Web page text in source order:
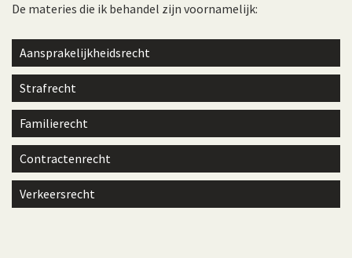
De materies die ik behandel zijn voornamelijk:
Aansprakelijkheidsrecht
Strafrecht
Familierecht
Contractenrecht
Verkeersrecht